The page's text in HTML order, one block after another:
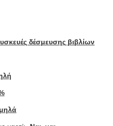
δέσμευσης βιβλίων